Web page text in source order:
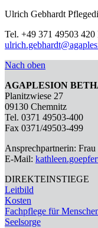
Ulrich Gebhardt
Tel. +49 371 49503 420
Nach oben
AGAPLESION
Planitzwiese 27
09130 Chemnitz
Tel. 0371 49503-400
Fax 0371/49503-499
Ansprechpartnerin:
E-Mail:
DIREKTEINSTIEGE
Leitbild
Kosten
Fachpflege für
Seelsorge